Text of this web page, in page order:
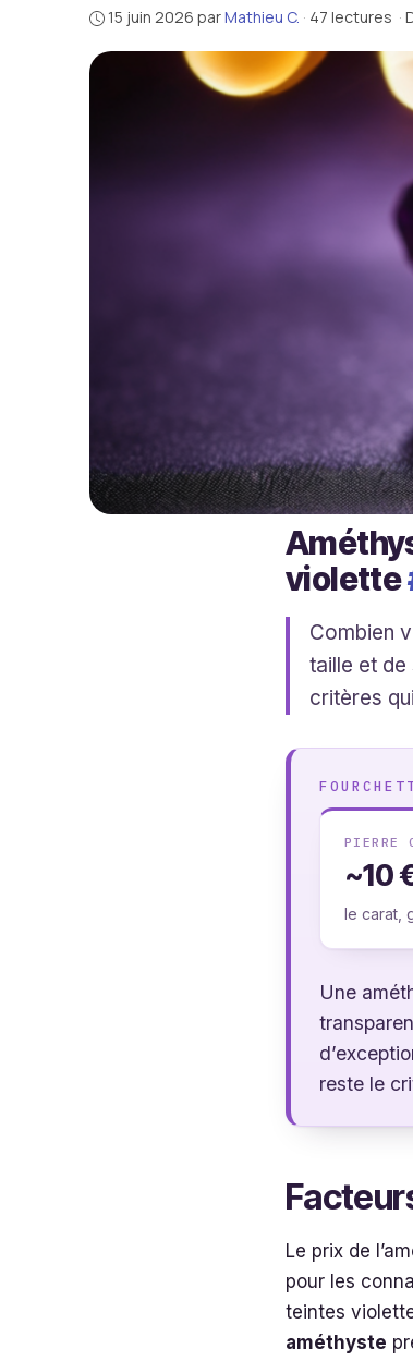
15 juin 2026 parMathieu C. · 47 lectures ·
violette
Combien
taille et
critères
PIERRE
~10
le carat,
Une
reste le
Le prix de
pour les
teintes
améthyste